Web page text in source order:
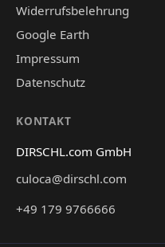
Widerrufsbelehrung
Google Earth
Impressum
Datenschutz
KONTAKT
DIRSCHL.com GmbH
culoca@dirschl.com
+49 179 9766666